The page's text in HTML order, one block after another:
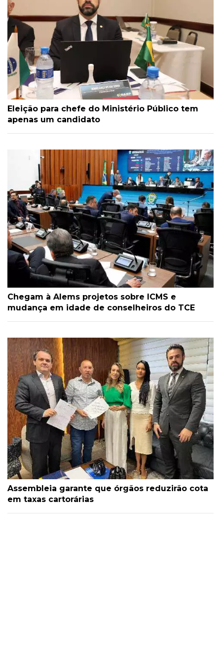
Eleição para chefe do Ministério Público tem
apenas um candidato
Chegam à Alems projetos sobre ICMS e
mudança em idade de conselheiros do TCE
Assembleia garante que órgãos reduzirão cota
em taxas cartorárias